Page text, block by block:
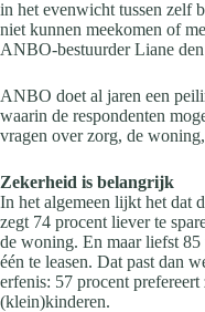
in het evenwicht tussen zelf
niet kunnen meekomen of
ANBO-bestuurder Liane
ANBO doet al jaren een
waarin de respondenten
vragen over zorg, de
Zekerheid is belangrijk
In het algemeen lijkt het dat
zegt 74 procent liever te
de woning. En maar liefst
één te leasen. Dat past dan
erfenis: 57 procent
(klein)kinderen.